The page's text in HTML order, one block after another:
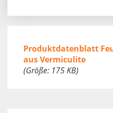
Produktdatenblatt
aus Vermiculite
(Größe: 175 KB)